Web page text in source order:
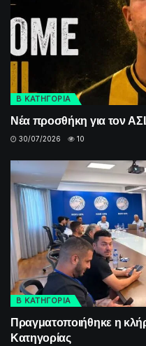
Β ΚΑΤΗΓΟΡΙΑ
Νέα προσθήκη για τον
30/07/2026 10
Β ΚΑΤΗΓΟΡΙΑ
Πραγματοποιήθηκε η
Κατηγορίας